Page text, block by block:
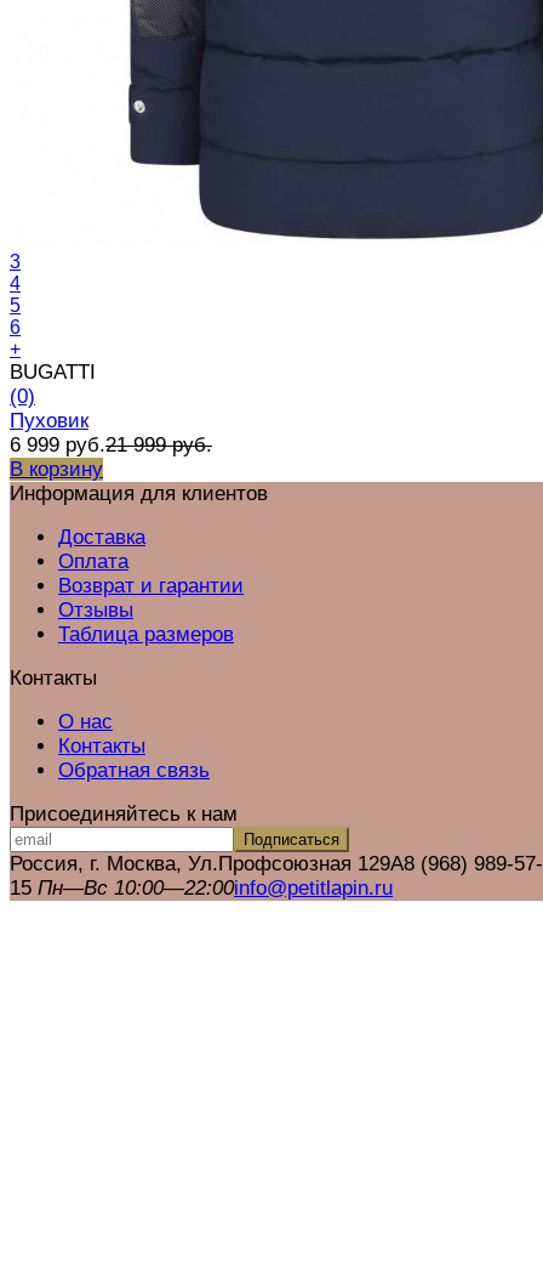
3
4
5
6
+
BUGATTI
(0)
Пуховик
6 999 руб.21 999 руб.
В корзину
Информация для клиентов
Доставка
Оплата
Возврат и гарантии
Отзывы
Таблица размеров
Контакты
О нас
Контакты
Обратная связь
Присоединяйтесь к нам
Подписаться
Россия, г. Москва, Ул.Профсоюзная 129А8 (968) 989-57-
15 Пн—Вс 10:00—22:00info@petitlapin.ru